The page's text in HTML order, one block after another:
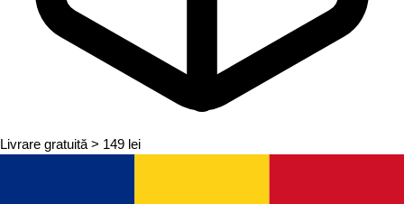
Livrare gratuită > 149 lei